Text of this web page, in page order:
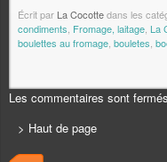
Écrit par La Cocottedans les
condiments Fromage, laitage La
boulettes au fromage bouletes
Les commentaires sont
> Haut de page